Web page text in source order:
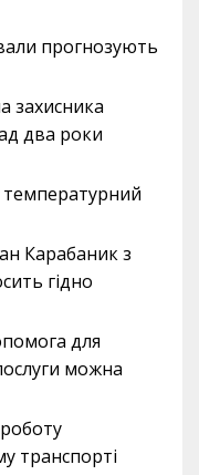
прогнозують
захисника
два роки
температурний
Карабаник з
гідно
для
можна
транспорті